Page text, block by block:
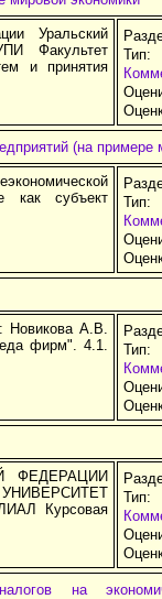
Уральский
Факультет
и принятия
(на примере
как субъект
А.В.
фирм". 4.1.
ФЕДЕРАЦИИ
Курсовая
на